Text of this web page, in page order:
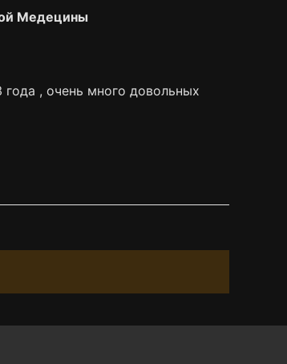
Медецины
, очень много довольных